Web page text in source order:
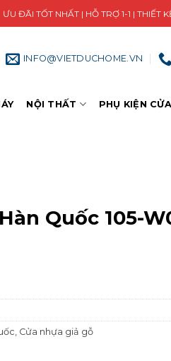
ƯU ĐÃI TỐT NHẤT | HỖ TRỢ 1-1 | THIẾT
INFO@VIETDUCHOME.VN
NỘI THẤT PHỤ KIỆN CỬA
Quốc 105-
, Cửa nhựa giả gỗ